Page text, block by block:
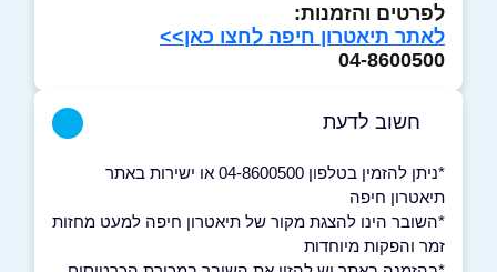
לפרטים והזמנות:
לאתר תיאטרון חיפה לחצו כאן>>
04-8600500
חשוב לדעת
*ניתן להזמין בטלפון 04-8600500 או ישירות באתר
תיאטרון חיפה
*השובר הינו להצגת מקור של תיאטרון חיפה למעט מחזות
זמר והפקות מיוחדות